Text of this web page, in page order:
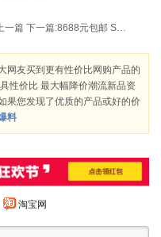
一篇 下一篇: 8688元包邮 SHARP 夏普 LCD-60LX531A 60英寸全高清LED液晶电视
网友买到更有性价比网购产品的
性价比 最大幅降价潮流新品资
果您发现了优质的产品或好的价
料
淘宝网